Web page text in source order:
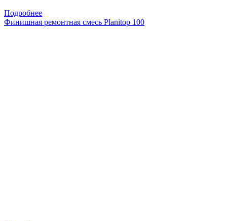
Подробнее
Финишная ремонтная смесь Planitop 100